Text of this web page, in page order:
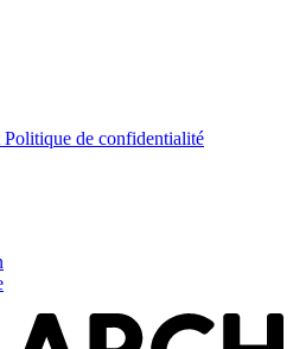
Politique de confidentialité